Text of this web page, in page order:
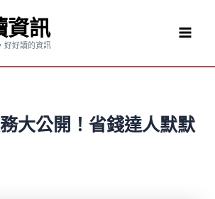
資訊
好好讀的資訊
大公開！省錢達人默默